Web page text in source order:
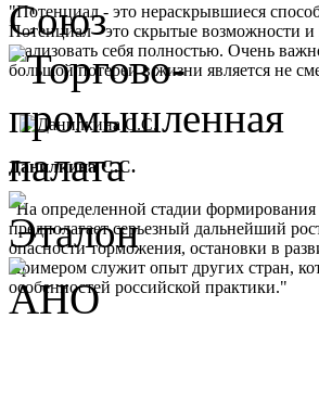
"Потенциал - это нераскрывшиеся
Потенциал - это скрытые возможности и
реализовать себя полностью. Очень
большой потерей в жизни является не
Данилкина С.С.
"На определенной стадии
предполагает серьезный дальнейший
опасности торможения, остановки в
Примером служит опыт других стран,
особенностей российской практики."